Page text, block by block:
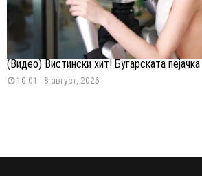
(Видео) Вистински хит! Бугарската пејачка
10:01 - 8 август, 2026